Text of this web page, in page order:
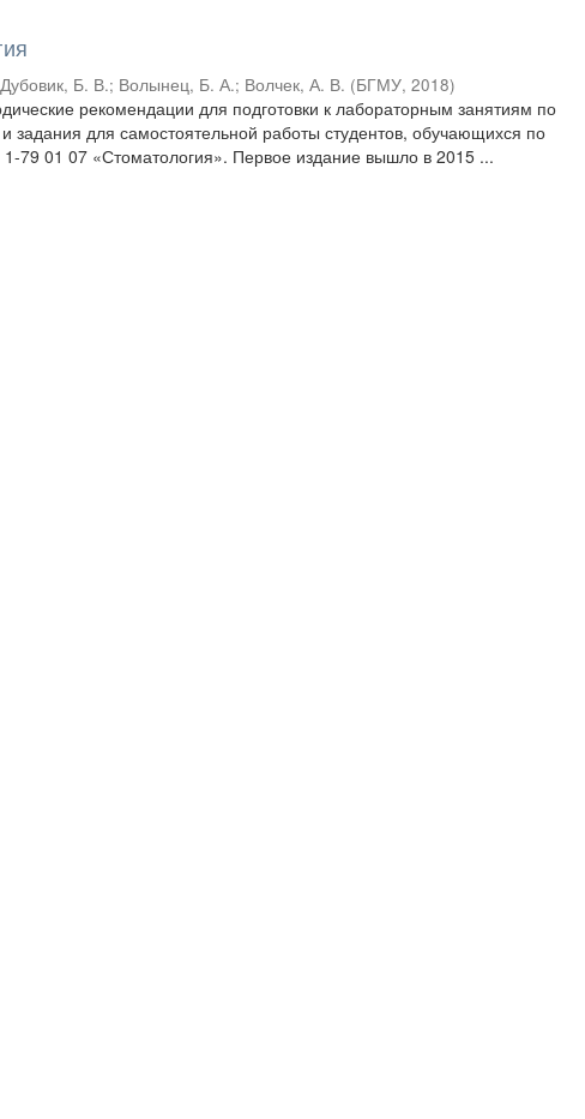
Дубовик, Б. В.; Волынец, Б. А.; Волчек, А. В. (БГМУ,2018)
рекомендации для подготовки к лабораторным занятиям по
задания для самостоятельной работы студентов, обучающихся по
1-79 01 07 «Стоматология». Первое издание вышло в 2015 ...